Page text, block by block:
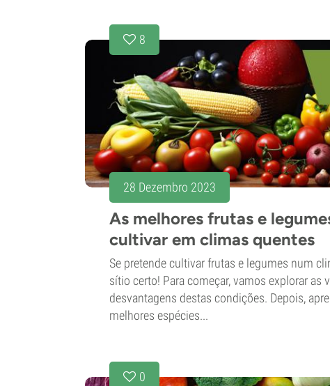
8
28 Dezembro 2023
As melhores frutas e
cultivar em climas quentes
Se pretende cultivar frutas e legumes num
sítio certo! Para começar, vamos explorar as
desvantagens destas condições. Depois,
melhores espécies...
0